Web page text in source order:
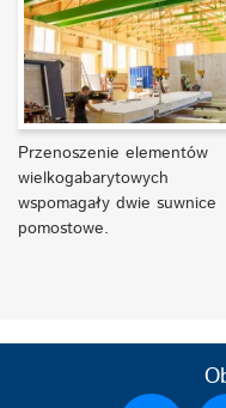
Przenoszenie elementów
wielkogabarytowych
wspomagały dwie suwnice
pomostowe.